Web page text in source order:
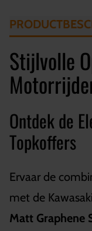
Stijlvolle
Ontdek de
Topkoffers
Ervaar de
met de
Matt Graphene